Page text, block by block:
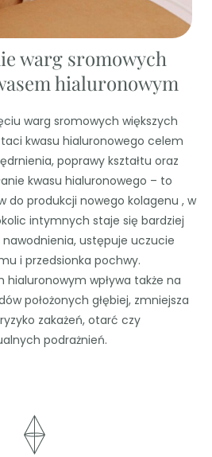
warg sromowych
hialuronowym
warg sromowych większych
kwasu hialuronowego celem
poprawy kształtu oraz
kwasu hialuronowego – to
do produkcji nowego kolagenu , w
intymnych staje się bardziej
ustępuje uczucie
i przedsionka pochwy.
hialuronowym wpływa także na
położonych głębiej, zmniejsza
zakażeń, otarć czy
podrażnień.